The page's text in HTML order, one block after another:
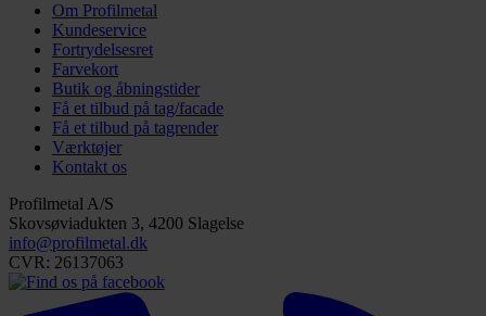
Om Profilmetal
Kundeservice
Fortrydelsesret
Farvekort
Butik og åbningstider
Få et tilbud på tag/facade
Få et tilbud på tagrender
Værktøjer
Kontakt os
Profilmetal A/S
Skovsøviadukten 3, 4200 Slagelse
info@profilmetal.dk
CVR: 26137063